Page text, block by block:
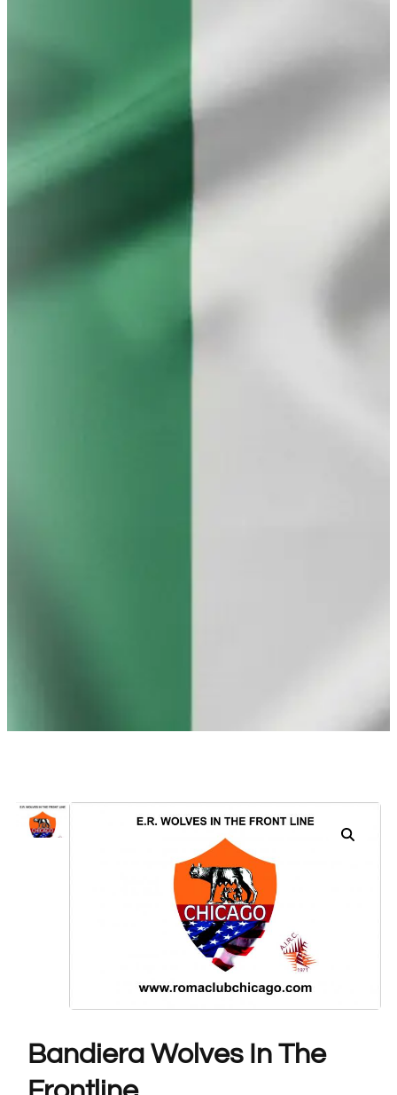
Bandiera Wolves In The